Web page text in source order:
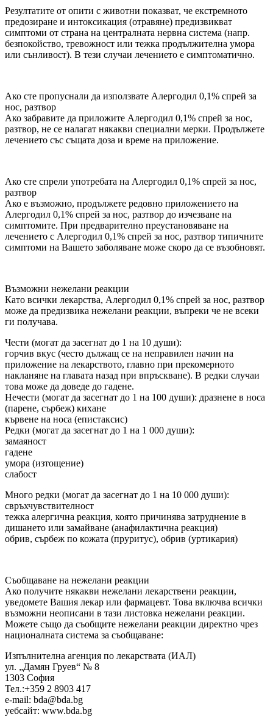
Резултатите от опити с животни показват, че екстремното
предозиране и интоксикация (отравяне) предизвикват
симптоми от страна на централната нервна система (напр.
безпокойство, тревожност или тежка продължителна умора
или сънливост). В тези случаи лечението е симптоматично.
Ако сте пропуснали да използвате Алергодил 0,1% спрей за
нос, разтвор
Ако забравите да приложите Алергодил 0,1% спрей за нос,
разтвор, не се налагат някакви специални мерки. Продължете
лечението със същата доза и време на приложение.
Ако сте спрели употребата на Алергодил 0,1% спрей за нос,
разтвор
Ако е възможно, продължете редовно приложението на
Алергодил 0,1% спрей за нос, разтвор до изчезване на
симптомите. При предварително преустановяване на
лечението с Алергодил 0,1% спрей за нос, разтвор типичните
симптоми на Вашето заболяване може скоро да се възобновят.
Възможни нежелани реакции
Като всички лекарства, Алергодил 0,1% спрей за нос, разтвор
може да предизвика нежелани реакции, въпреки че не всеки
ги получава.
Чести (могат да засегнат до 1 на 10 души):
горчив вкус (често дължащ се на неправилен начин на
приложение на лекарството, главно при прекомерното
накланяне на главата назад при впръскване). В редки случаи
това може да доведе до гадене.
Нечести (могат да засегнат до 1 на 100 души): дразнене в носа
(парене, сърбеж) кихане
кървене на носа (епистаксис)
Редки (могат да засегнат до 1 на 1 000 души):
замаяност
гадене
умора (изтощение)
слабост
Много редки (могат да засегнат до 1 на 10 000 души):
свръхчувствителност
тежка алергична реакция, която причинява затруднение в
дишането или замайване (анафилактична реакция)
обрив, сърбеж по кожата (пруритус), обрив (уртикария)
Съобщаване на нежелани реакции
Ако получите някакви нежелани лекарствени реакции,
уведомете Вашия лекар или фармацевт. Това включва всички
възможни неописани в тази листовка нежелани реакции.
Можете също да съобщите нежелани реакции директно чрез
националната система за съобщаване:
Изпълнителна агенция по лекарствата (ИАЛ)
ул. „Дамян Груев“ № 8
1303 София
Тел.:+359 2 8903 417
e-mail: bda@bda.bg
уебсайт: www.bda.bg